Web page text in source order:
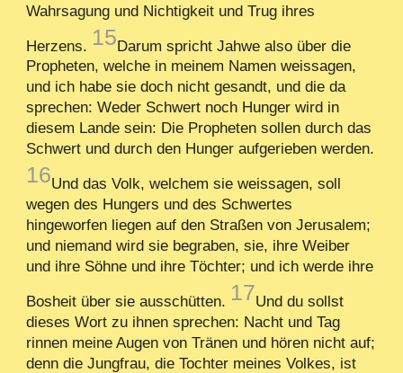
Wahrsagung und Nichtigkeit und Trug ihres
Herzens. 15Darum spricht Jahwe also über die
Propheten, welche in meinem Namen weissagen,
und ich habe sie doch nicht gesandt, und die da
sprechen: Weder Schwert noch Hunger wird in
diesem Lande sein: Die Propheten sollen durch das
Schwert und durch den Hunger aufgerieben werden.
16Und das Volk, welchem sie weissagen, soll
wegen des Hungers und des Schwertes
hingeworfen liegen auf den Straßen von Jerusalem;
und niemand wird sie begraben, sie, ihre Weiber
und ihre Söhne und ihre Töchter; und ich werde ihre
Bosheit über sie ausschütten. 17Und du sollst
dieses Wort zu ihnen sprechen: Nacht und Tag
rinnen meine Augen von Tränen und hören nicht auf;
denn die Jungfrau, die Tochter meines Volkes, ist